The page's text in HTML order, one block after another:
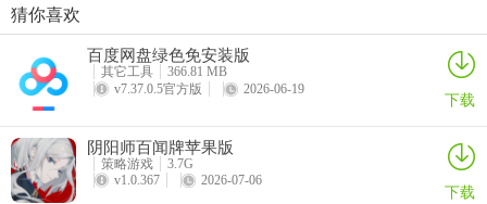
城池内绝地反击的设施，它可以通过持续的攻击来消灭攻方的部队
帝国霸略March of Empires: Strategy MMO
详情
阴阳师百闻牌苹果版
详情
重返帝国苹果版
重建家园iOS版
猜你喜欢
百度网盘绿色免安装版
其它工具
366.81 MB
v7.37.0.5官方版
2026-06-19 下载
阴阳师百闻牌苹果版
策略游戏
3.7G
v1.0.367
2026-07-06 下载